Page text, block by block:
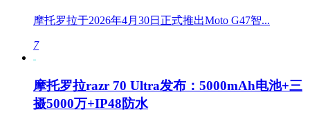
摩托罗拉于2026年4月30日正式推出Moto G47智...
7
摩托罗拉razr 70 Ultra发布：5000mAh电池+三
摄5000万+IP48防水